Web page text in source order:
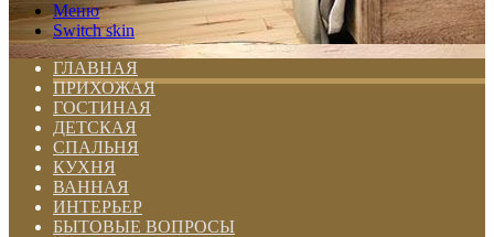
Меню
Switch skin
ГЛАВНАЯ
ПРИХОЖАЯ
ГОСТИНАЯ
ДЕТСКАЯ
СПАЛЬНЯ
КУХНЯ
ВАННАЯ
ИНТЕРЬЕР
БЫТОВЫЕ ВОПРОСЫ